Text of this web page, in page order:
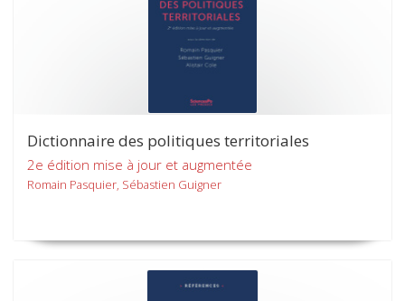
Dictionnaire des politiques territoriales
2e édition mise à jour et augmentée
Romain Pasquier, Sébastien Guigner